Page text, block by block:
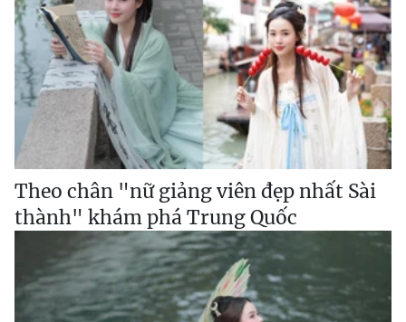
Theo chân "nữ giảng viên đẹp nhất Sài
thành" khám phá Trung Quốc